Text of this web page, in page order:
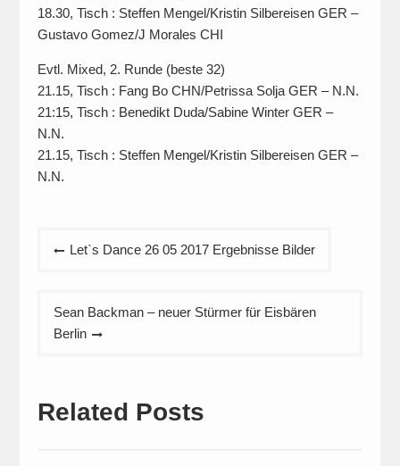
18.30, Tisch : Steffen Mengel/Kristin Silbereisen GER –
Gustavo Gomez/J Morales CHI
Evtl. Mixed, 2. Runde (beste 32)
21.15, Tisch : Fang Bo CHN/Petrissa Solja GER – N.N.
21:15, Tisch : Benedikt Duda/Sabine Winter GER –
N.N.
21.15, Tisch : Steffen Mengel/Kristin Silbereisen GER –
N.N.
Beitragsnavigation
Let`s Dance 26 05 2017 Ergebnisse Bilder
Sean Backman – neuer Stürmer für Eisbären
Berlin
Related Posts